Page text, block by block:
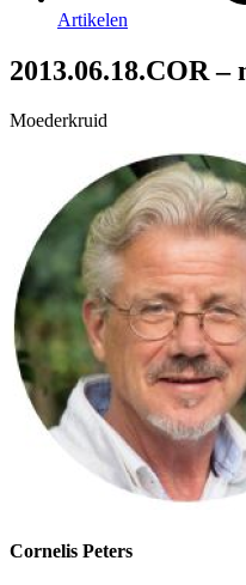
Artikelen
2013.06.18.COR
Moederkruid
Cornelis Peters